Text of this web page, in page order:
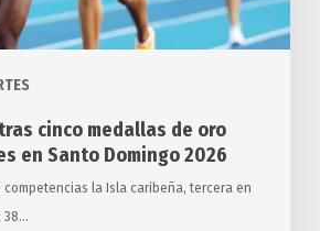
cinco medallas de oro
en Santo Domingo 2026
competencias la Isla caribeña, tercera en
38…